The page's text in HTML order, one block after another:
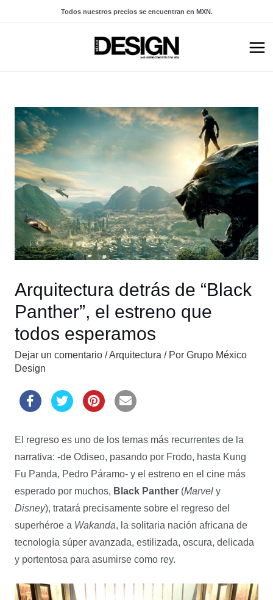
Todos nuestros precios se encuentran en MXN.
Arquitectura detrás de “Black
Panther”, el estreno que
todos esperamos
Dejar un comentario /Arquitectura / Por Grupo México
Design
El regreso es uno de los temas más recurrentes de la
narrativa: -de Odiseo, pasando por Frodo, hasta Kung
Fu Panda, Pedro Páramo- y el estreno en el cine más
esperado por muchos, Black Panther(Marvely
Disney), tratará precisamente sobre el regreso del
superhéroe a Wakanda, la solitaria nación africana de
tecnología súper avanzada, estilizada, oscura, delicada
y portentosa para asumirse como rey.